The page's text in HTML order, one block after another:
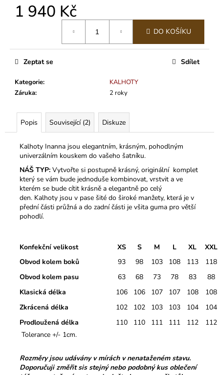
1 940 Kč
DO KOŠÍKU
Kategorie:
KALHOTY
Záruka: 2 roky
Zeptat se Sdílet
Popis Související (2) Diskuze
Kalhoty Inanna jsou elegantním, krásným, pohodlným
univerzálním kouskem do vašeho šatníku.
NÁŠ TYP: Vytvořte si postupně krásný, originální komplet
který se vám bude jednoduše kombinovat, vrstvit a ve
kterém se bude cítit krásně a elegantně po celý
den. Kalhoty jsou v pase šité do široké manžety, která je v
přední části průžná a do zadní části je všita guma pro větší
pohodlí.
Konfekční velikost XS S M L XL
XXL
Obvod kolem boků
93 98 103 108 113
118
Obvod kolem pasu
63 68 73 78 83
88
Klasická délka
106 106 107 107 108
108
Zkrácená délka
102 102 103 103 104
104
Prodloužená délka
110 110 111 111 112
112
Tolerance +/- 1cm.
Rozměry jsou udávány v mírách v nenataženém stavu.
Doporučuji změřit sis stejný nebo podobný kus oblečení